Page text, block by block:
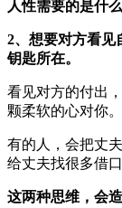
人性需要的是什
2、想要对方看见
钥匙所在。
看见对方的付出
颗柔软的心对你。
有的人，会把丈
给丈夫找很多借
这两种思维，会